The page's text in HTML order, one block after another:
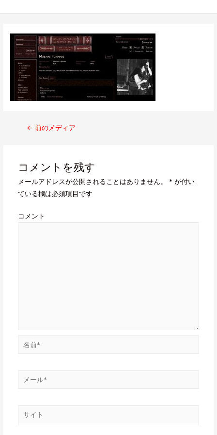
← 前のメディア
コメントを残す
メールアドレスが公開されることはありません。 * が付い
ている欄は必須項目です
コメント